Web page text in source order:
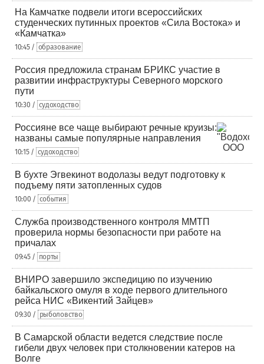
На Камчатке подвели итоги всероссийских
студенческих путинных проектов «Сила Востока» и
«Камчатка»
10:45 / образование
Россия предложила странам БРИКС участие в
развитии инфраструктуры Северного морского
пути
10:30 / судоходство
Россияне все чаще выбирают речные круизы:
названы самые популярные направления
10:15 / судоходство
В бухте Эгвекинот водолазы ведут подготовку к
подъему пяти затопленных судов
10:00 / события
Служба производственного контроля ММТП
проверила нормы безопасности при работе на
причалах
09:45 / порты
ВНИРО завершило экспедицию по изучению
байкальского омуля в ходе первого длительного
рейса НИС «Викентий Зайцев»
09:30 / рыболовство
В Самарской области ведется следствие после
гибели двух человек при столкновении катеров на
Волге